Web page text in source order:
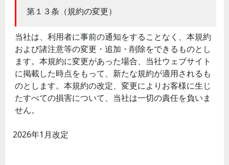
第１３条（規約の変更）
当社は、利用者に事前の通知をすることなく、本規約
および諸注意等の変更・追加・削除をできるものとし
ます。本規約に変更があった場合、当社ウェブサイト
に掲載した時点をもって、新たな規約が適用されるも
のとします。本規約の改定、変更によりお客様に生じ
たすべての損害について、当社は一切の責任を負いま
せん。
2026年1月改定